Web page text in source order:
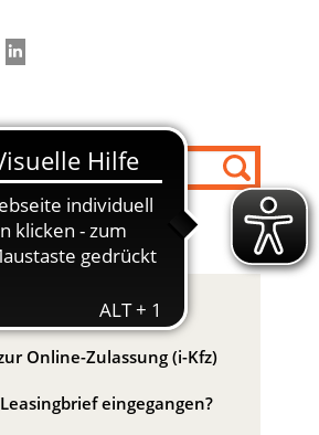
- erklärt!
Online-Zulassung (i-Kfz)
eingegangen?